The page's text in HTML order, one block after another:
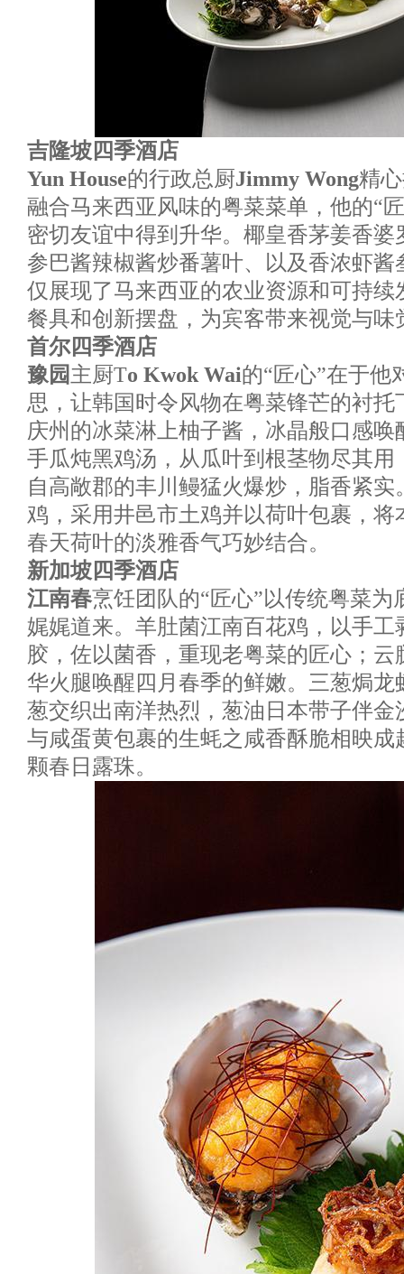
吉隆坡四季酒店
Yun House的行政总厨Jimmy Wong精
融合马来西亚风味的粤菜菜单，他的“
密切友谊中得到升华。椰皇香茅姜香
参巴酱辣椒酱炒番薯叶、以及香浓虾
仅展现了马来西亚的农业资源和可持
餐具和创新摆盘，为宾客带来视觉与味
首尔四季酒店
豫园主厨To Kwok Wai的“匠心”在于他
思，让韩国时令风物在粤菜锋芒的衬
庆州的冰菜淋上柚子酱，冰晶般口感
手瓜炖黑鸡汤，从瓜叶到根茎物尽其
自高敞郡的丰川鳗猛火爆炒，脂香紧
鸡，采用井邑市土鸡并以荷叶包裹，
春天荷叶的淡雅香气巧妙结合。
新加坡四季酒店
江南春烹饪团队的“匠心”以传统粤菜
娓娓道来。羊肚菌江南百花鸡，以手
胶，佐以菌香，重现老粤菜的匠心；
华火腿唤醒四月春季的鲜嫩。三葱焗
葱交织出南洋热烈，葱油日本带子伴
与咸蛋黄包裹的生蚝之咸香酥脆相映
颗春日露珠。